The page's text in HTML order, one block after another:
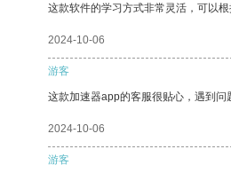
这款软件的学习方式非常灵活，可以根
2024-10-06
游客
这款加速器app的客服很贴心，遇到问
2024-10-06
游客